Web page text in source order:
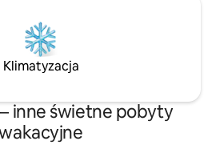
Klimatyzacja
inne świetne pobyty